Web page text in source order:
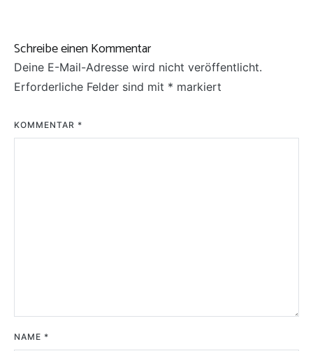
Schreibe einen Kommentar
Deine E-Mail-Adresse wird nicht veröffentlicht.
Erforderliche Felder sind mit * markiert
KOMMENTAR *
NAME *